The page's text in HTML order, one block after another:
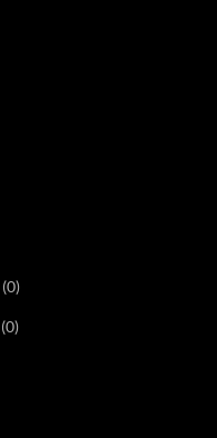
(0)
(0)